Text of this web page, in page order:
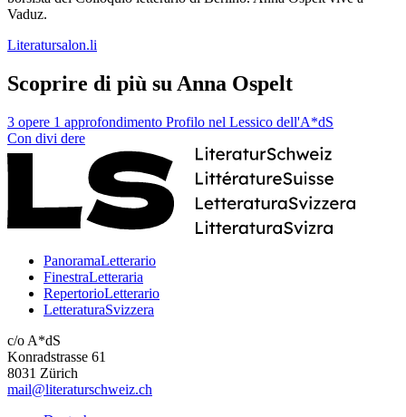
Vaduz.
Literatursalon.li
Scoprire di più su Anna Ospelt
3 opere 1 approfondimento Profilo nel Lessico dell'A*dS
Con divi dere
PanoramaLetterario
FinestraLetteraria
RepertorioLetterario
LetteraturaSvizzera
c/o A*dS
Konradstrasse 61
8031 Zürich
mail@literaturschweiz.ch